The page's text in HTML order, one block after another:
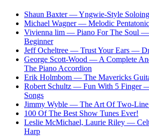
Shaun Baxter — Yngwie-Style Soloing
Michael Wagner — Melodic
Vivienna lim — Piano For The Soul
Beginner
Jeff Ocheltree — Trust Your Ears —
George Scott-Wood — A Complete
The Piano Accordion
Erik Holmbom — The Mavericks
Robert Schultz — Fun With 5 Finger
Songs
Jimmy Wyble — The Art Of Two-Line
100 Of The Best Show Tunes Ever!
Leslie McMichael, Laurie Riley —
Harp